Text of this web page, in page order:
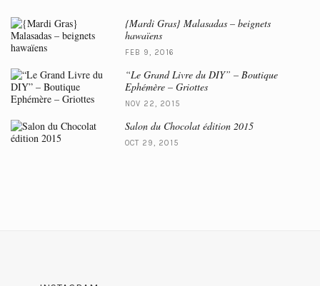
{Mardi Gras} Malasadas – beignets
hawaïens
FEB 9, 2016
“Le Grand Livre du DIY” – Boutique
Ephémère – Griottes
NOV 22, 2015
Salon du Chocolat édition 2015
OCT 29, 2015